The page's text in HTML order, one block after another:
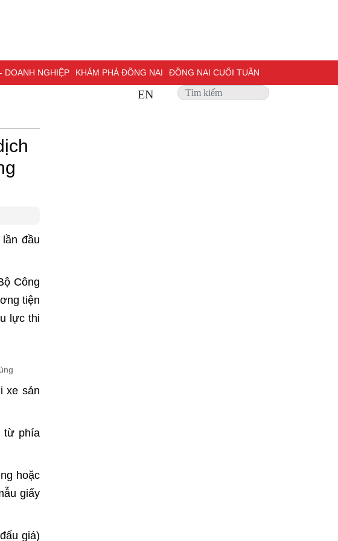
DOANH NGHIỆP KHÁM PHÁ ĐỒNG NAI ĐỒNG NAI CUỐI TUẦN
TRANG ĐỊA PHƯƠNG ẢNH ĐẸP
EN
đầu
Công
tiện
lực thi
xe sản
từ phía
hoặc
giấy
giá)